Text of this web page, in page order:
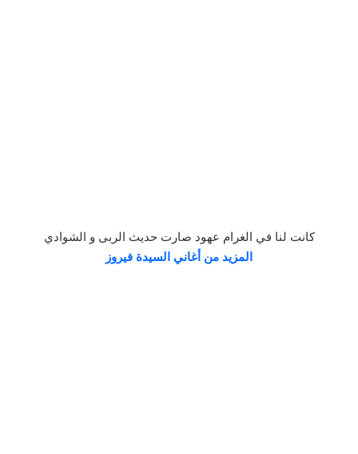
كانت لنا في الغرام عهود صارت حديث الربى و الشوادي
المزيد من أغاني السيدة فيروز